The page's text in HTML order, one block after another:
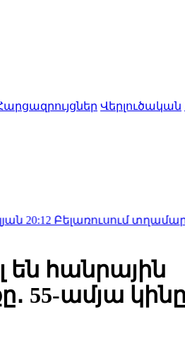
Վերլուծական
տղամարդը
են հանրային
55-ամյա կինը